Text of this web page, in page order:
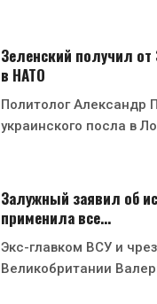
Зеленский получил
в НАТО
Политолог Александр
украинского посла в
Залужный заявил об
применила все…
Экс-главком ВСУ и
Великобритании